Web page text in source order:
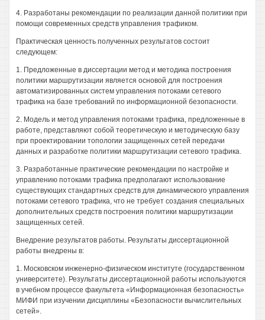
4. Разработаны рекомендации по реализации данной политики при
помощи современных средств управления трафиком.
Практическая ценность полученных результатов состоит
следующем:
1. Предложенные в диссертации метод и методика построения
политики маршрутизации является основой для построения
автоматизированных систем управления потоками сетевого
трафика на базе требований по информационной безопасности.
2. Модель и метод управления потоками трафика, предложенные в
работе, представляют собой теоретическую и методическую базу
при проектировании топологии защищенных сетей передачи
данных и разработке политики маршрутизации сетевого трафика.
3. Разработанные практические рекомендации по настройке и
управлению потоками трафика предполагают использование
существующих стандартных средств для динамического управления
потоками сетевого трафика, что не требует создания специальных
дополнительных средств построения политики маршрутизации
защищенных сетей.
Внедрение результатов работы. Результаты диссертационной
работы внедрены в:
1. Московском инженерно-физическом институте (государственном
университете). Результаты диссертационной работы используются
в учебном процессе факультета «Информационная безопасность»
МИФИ при изучении дисциплины «Безопасности вычислительных
сетей».